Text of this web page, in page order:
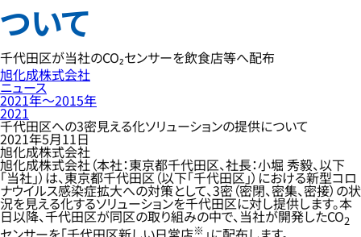
ついて
千代田区が当社のCO₂センサーを飲食店等へ配布
旭化成株式会社
ニュース
2021年〜2015年
2021
千代田区への3密見える化ソリューションの提供について
2021年5月11日
旭化成株式会社
旭化成株式会社（本社：東京都千代田区、社長：小堀 秀毅、以下
「当社」）は、東京都千代田区（以下「千代田区」）における新型コロ
ナウイルス感染症拡大への対策として、3密（密閉、密集、密接）の状
況を見える化するソリューションを千代田区に対し提供します。本
日以降、千代田区が同区の取り組みの中で、当社が開発したCO2
※